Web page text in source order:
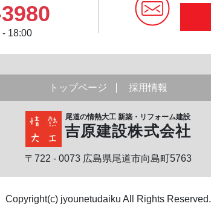
18:00
トップページ 採用情報
尾道の情熱大工 新築・リフォーム建設
吉原建設株式会社
〒722 - 0073 広島県尾道市向島町5763
Copyright(c) jyounetudaiku All Rights Reserved.